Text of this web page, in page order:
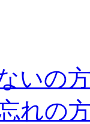
いの
れの